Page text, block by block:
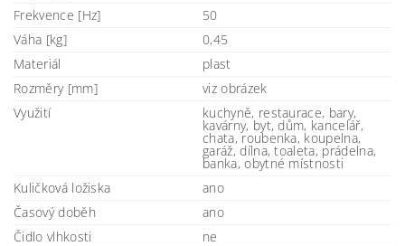
Frekvence [Hz]
50
Váha [kg]
0,45
Materiál
plast
Rozměry [mm]
viz obrázek
Využití
kuchyně, restaurace, bary,
kavárny, byt, dům, kancelář,
chata, roubenka, koupelna,
garáž, dílna, toaleta, prádelna,
banka, obytné místnosti
Kuličková ložiska
ano
Časový doběh
ano
Čidlo vlhkosti
ne